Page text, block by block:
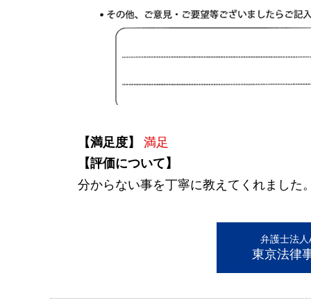
【満足度】
満足
【評価について】
分からない事を丁寧に教えてくれました
弁護士法
東京法律